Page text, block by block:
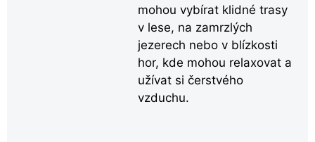
mohou vybírat klidné trasy
v lese, na zamrzlých
jezerech nebo v blízkosti
hor, kde mohou relaxovat a
užívat si čerstvého
vzduchu.